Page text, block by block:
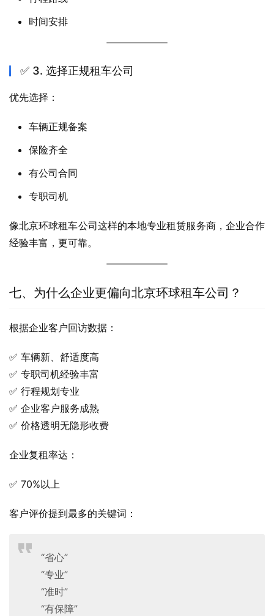
时间安排
✅ 3. 选择正规租车公司
优先选择：
车辆正规备案
保险齐全
有公司合同
专职司机
像北京环球租车公司这样的本地专业租赁服务商，企业合作
经验丰富，更可靠。
七、为什么企业更偏向北京环球租车公司？
根据企业客户回访数据：
✅ 车辆新、舒适度高
✅ 专职司机经验丰富
✅ 行程规划专业
✅ 企业客户服务成熟
✅ 价格透明无隐形收费
企业复租率达：
✅ 70%以上
客户评价提到最多的关键词：
“省心”
“专业”
“准时”
“有保障”